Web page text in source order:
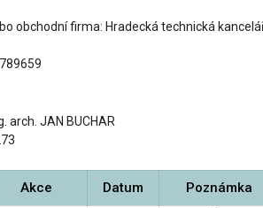
obchodní firma: Hradecká technická
arch. JAN BUCHAR
Akce Datum Poznámka